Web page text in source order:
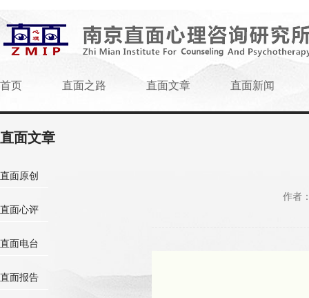
首页 直面之路 直面文章 直面新闻
直面文章
直面原创
直面心评
直面电台
直面报告
作者